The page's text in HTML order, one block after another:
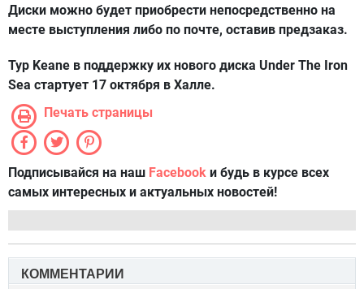
Диски можно будет приобрести непосредственно на
месте выступления либо по почте, оставив предзаказ.
Тур Keane в поддержку их нового диска Under The Iron
Sea стартует 17 октября в Халле.
Печать страницы
Подписывайся на наш Facebook и будь в курсе всех
самых интересных и актуальных новостей!
КОММЕНТАРИИ